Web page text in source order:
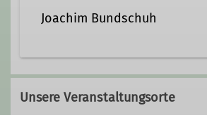
Joachim Bundschuh
Unsere Veranstaltungsorte